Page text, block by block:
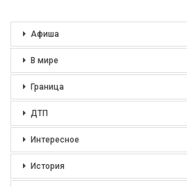
Афиша
В мире
Граница
ДТП
Интересное
История